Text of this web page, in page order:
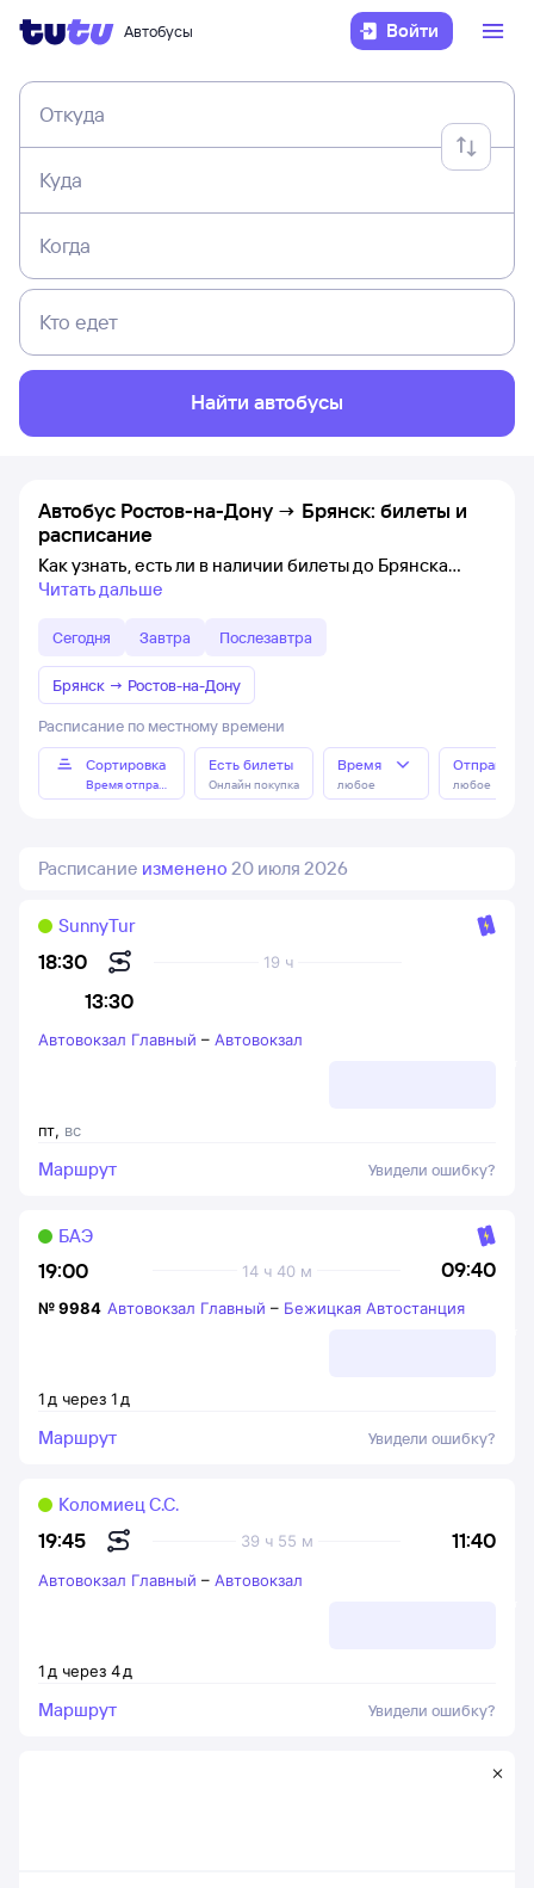
Автобусы Войти
Откуда
Куда
Когда
Кто едет
Найти автобусы
Автобус Ростов-на-Дону → Брянск: билеты и
расписание
Как узнать, есть ли в наличии билеты до Брянска
Читать дальше
Сегодня Завтра Послезавтра
Брянск → Ростов-на-Дону
Расписание по местному времени
Сортировка
Время отправления
Есть билеты
Онлайн покупка
Время
любое любое
Расписание изменено 20 июля 2026
18:30
13:30
19 ч
SunnyTur
пт, вс
Автовокзал Главный – Автовокзал
Маршрут Увидели ошибку?
19:00 09:40
14 ч 40 м
БАЭ
1 д через 1 д
№9984 Автовокзал Главный – Бежицкая Автостанция
Маршрут Увидели ошибку?
19:45 11:40
39 ч 55 м
Коломиец С.С.
1 д через 4д
Автовокзал Главный – Автовокзал
Маршрут Увидели ошибку?